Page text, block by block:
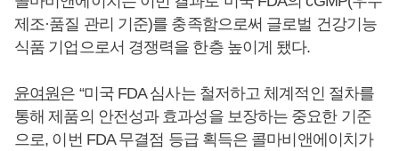
제조·품질 관리 기준)를 충족함으로써 글로벌 건강기능
식품 기업으로서 경쟁력을 한층 높이게 됐다.
윤여원은 “미국 FDA 심사는 철저하고 체계적인 절차를
통해 제품의 안전성과 효과성을 보장하는 중요한 기준
으로, 이번 FDA 무결점 등급 획득은 콜마비앤에이치가